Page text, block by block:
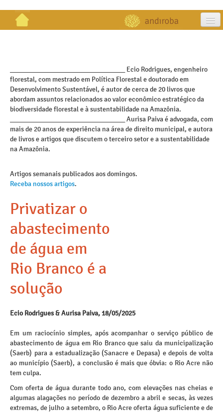
publicações
galeria
contato
_________________________________ Ecio Rodrigues, engenheiro
florestal, com mestrado em Política Florestal e doutorado em
Desenvolvimento Sustentável, é autor de cerca de 20 livros que
abordam assuntos relacionados ao valor econômico estratégico da
biodiversidade florestal e à sustentabilidade na Amazônia.
_________________________________ Aurisa Paiva é advogada, com
mais de 20 anos de experiência na área de direito municipal, e autora
de livros e artigos que discutem o terceiro setor e a sustentabilidade
na Amazônia.
Artigos semanais publicados aos domingos.
Receba nossos artigos.
Privatizar o
abastecimento
de água em
Rio Branco é a
solução
Ecio Rodrigues & Aurisa Paiva, 18/05/2025
Em um raciocínio simples, após acompanhar o serviço público de
abastecimento de água em Rio Branco que saiu da municipalização
(Saerb) para a estadualização (Sanacre e Depasa) e depois de volta
ao município (Saerb), a conclusão é mais que óbvia: o Rio Acre não
tem culpa.
Com oferta de água durante todo ano, com elevações nas cheias e
algumas alagações no período de dezembro a abril e secas, às vezes
extremas, de julho a setembro, o Rio Acre oferta água suficiente e de